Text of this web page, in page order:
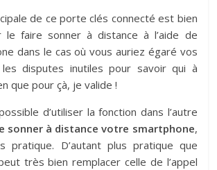
de ce porte clés connecté est bien
le faire sonner à distance à l’aide de
dans le cas où vous auriez égaré vos
les disputes inutiles pour savoir qui à
que pour çà, je valide !
d’utiliser la fonction dans l’autre
sonner à distance votre smartphone,
D’autant plus pratique que
très bien remplacer celle de l’appel